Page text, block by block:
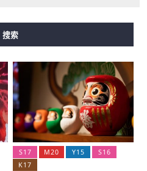
搜索
S17 M20 Y15
S16
K17